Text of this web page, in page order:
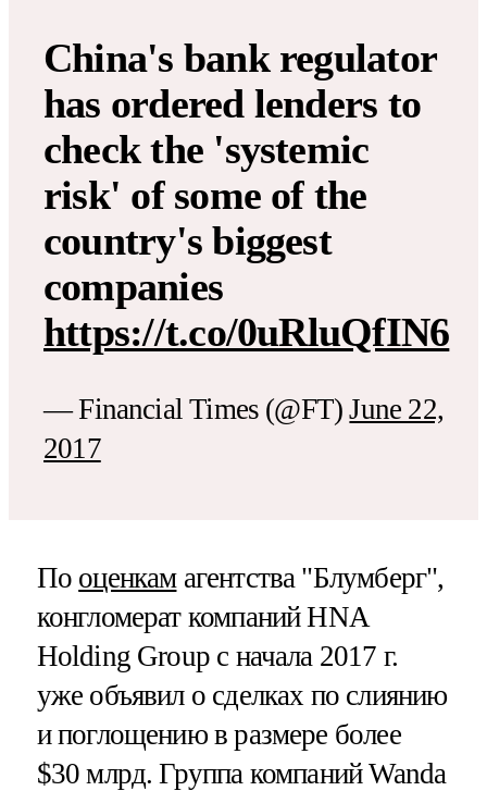
China's bank regulator
has ordered lenders to
check the 'systemic
risk' of some of the
country's biggest
companies
https://t.co/0uRluQfIN6
— Financial Times (@FT)June 22,
2017
По оценкамагентства "Блумберг",
конгломерат компаний HNA
Holding Group с начала 2017 г.
уже объявил о сделках по слиянию
и поглощению в размере более
$30 млрд. Группа компаний Wanda